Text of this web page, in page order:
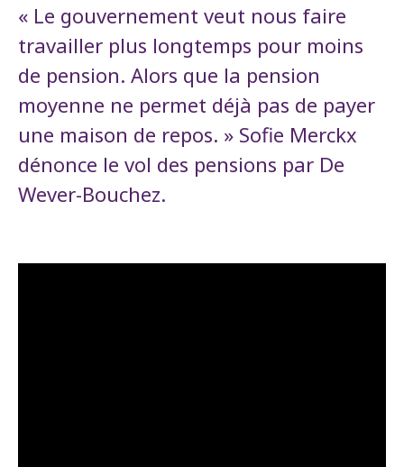
« Le gouvernement veut nous faire
travailler plus longtemps pour moins
de pension. Alors que la pension
moyenne ne permet déjà pas de payer
une maison de repos. » Sofie Merckx
dénonce le vol des pensions par De
Wever-Bouchez.